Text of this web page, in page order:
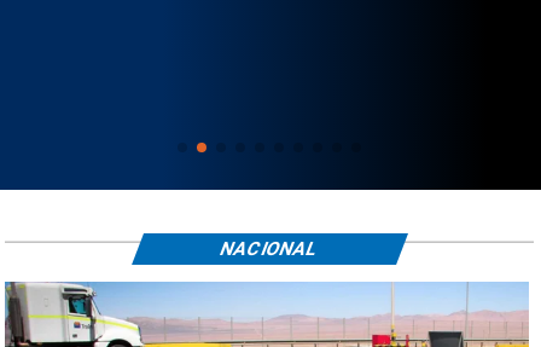
NACIONAL